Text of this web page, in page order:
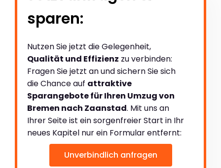
sparen:
Nutzen Sie jetzt die Gelegenheit,
Qualität und Effizienz zu verbinden:
Fragen Sie jetzt an und sichern Sie sich
die Chance auf attraktive
Sparangebote für Ihren Umzug von
Bremen nach Zaanstad. Mit uns an
Ihrer Seite ist ein sorgenfreier Start in Ihr
neues Kapitel nur ein Formular entfernt:
Unverbindlich anfragen